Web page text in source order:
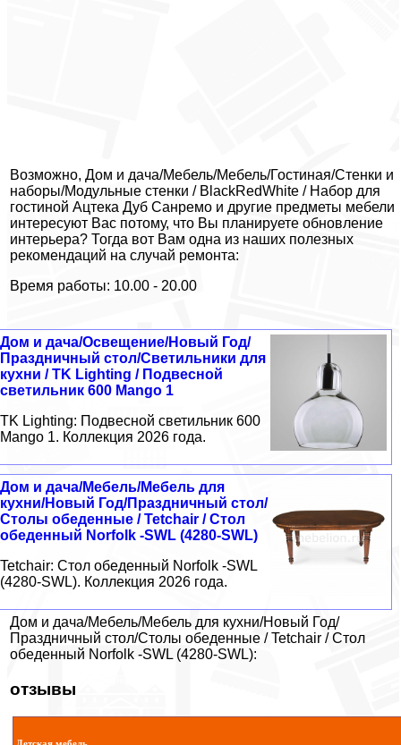
Возможно, Дом и дача/Мебель/Мебель/Гостиная/Стенки и
наборы/Модульные стенки / BlackRedWhite / Набор для
гостиной Ацтека Дуб Санремо и другие предметы мебели
интересуют Вас потому, что Вы планируете обновление
интерьера? Тогда вот Вам одна из наших полезных
рекомендаций на случай ремонта:
Время работы: 10.00 - 20.00
Дом и дача/Освещение/Новый Год/
Праздничный стол/Светильники для
кухни / TK Lighting / Подвесной
светильник 600 Mango 1
TK Lighting: Подвесной светильник 600
Mango 1. Коллекция 2026 года.
Дом и дача/Мебель/Мебель для
кухни/Новый Год/Праздничный стол/
Столы обеденные / Tetchair / Стол
обеденный Norfolk -SWL (4280-SWL)
Tetchair: Стол обеденный Norfolk -SWL
(4280-SWL). Коллекция 2026 года.
Дом и дача/Мебель/Мебель для кухни/Новый Год/
Праздничный стол/Столы обеденные / Tetchair / Стол
обеденный Norfolk -SWL (4280-SWL):
отзывы